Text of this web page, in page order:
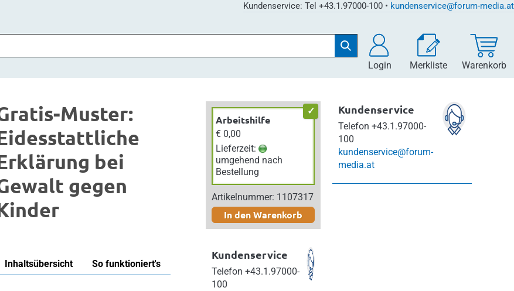
Kundenservice: Tel +43.1.97000-100 • kundenservice@forum-media.at
Login Merkliste Warenkorb
Muster:
bei
gegen
Arbeitshilfe
€ 0,00
Lieferzeit:
umgehend nach
Bestellung
Artikelnummer: 1107317
In den Warenkorb
Kundenservice
Telefon +43.1.97000-
100
Inhaltsübersicht So funktioniert's
Kundenservice
Telefon +43.1.97000-
100
kundenservice@forum-
media.at